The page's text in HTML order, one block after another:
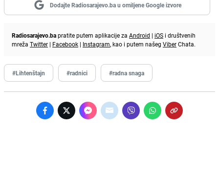
Dodajte Radiosarajevo.ba u omiljene Google izvore
Radiosarajevo.bapratite putem aplikacije za Android | iOS i društvenih
mreža Twitter | Facebook | Instagram, kao i putem našeg ViberChata.
#Lihtenštajn #radnici #radna snaga